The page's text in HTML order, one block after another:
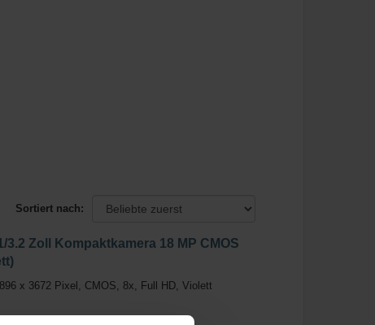
Sortiert nach:
Zoll Kompaktkamera 18 MP CMOS
x 3672 Pixel, CMOS, 8x, Full HD, Violett